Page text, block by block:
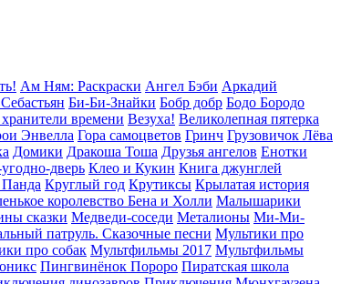
Ам Ням: Раскраски Ангел Бэби Аркадий
Би-Би-Знайки Бобр добр Бодо Бородо
времени Везуха! Великолепная пятерка
Энвелла Гора cамоцветов Гринч Грузовичок Лёва
Домики Дракоша Тоша Друзья ангелов Енотки
дверь Клео и Кукин Книга джунглей
Круглый год Крутиксы Крылатая история
королевство Бена и Холли Малышарики
сказки Медведи-соседи Металионы Ми-Ми-
патруль. Сказочные песни Мультики про
про собак Мультфильмы 2017 Мультфильмы
Пингвинёнок Пороро Пиратская школа